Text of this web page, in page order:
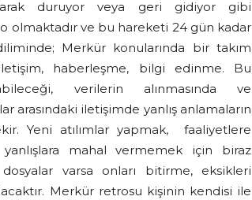
duruyor veya geri gidiyor gibi
olmaktadır ve bu hareketi 24 gün kadar
Merkür konularında bir takım
haberleşme, bilgi edinme. Bu
verilerin alınmasında ve
arasındaki iletişimde yanlış anlamaların
Yeni atılımlar yapmak, faaliyetlere
mahal vermemek için biraz
varsa onları bitirme, eksikleri
Merkür retrosu kişinin kendisi ile